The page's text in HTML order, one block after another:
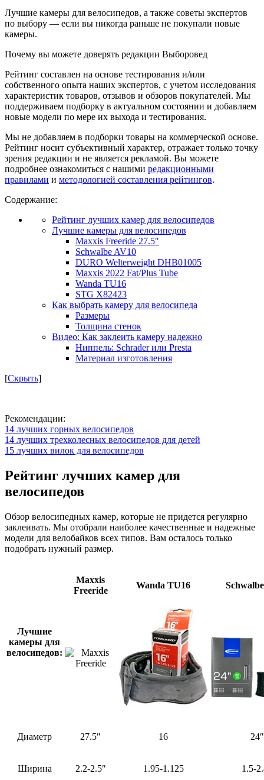
Лучшие камеры для велосипедов, а также советы экспертов
по выбору — если вы никогда раньше не покупали новые
камеры.
Почему вы можете доверять редакции Выборовед
Рейтинг составлен на основе тестирования и/или
собственного опыта наших экспертов, с учетом исследования
характеристик товаров, отзывов и обзоров покупателей. Мы
поддерживаем подборку в актуальном состоянии и добавляем
новые модели по мере их выхода и тестирования.
Мы не добавляем в подборки товары на коммерческой основе.
Рейтинг носит субъективный характер, отражает только точку
зрения редакции и не является рекламой. Вы можете
подробнее ознакомиться с нашими редакционными
правилами и методологией составления рейтингов.
Содержание:
Рейтинг лучших камер для велосипедов
Лучшие камеры для велосипедов
Maxxis Freeride 27.5″
Schwalbe AV10
DURO Welterweight DHB01005
Maxxis 2022 Fat/Plus Tube
Wanda TU16
STG Х82423
Как выбрать камеру для велосипеда
Размеры
Толщина стенок
Видео: Как заклеить камеру надежно
Ниппель: Schrader или Presta
Материал изготовления
[Скрыть]
Рекомендации:
14 лучших горных велосипедов
14 лучших трехколесных велосипедов для детей
15 лучших вилок для велосипедов
Рейтинг лучших камер для
велосипедов
Обзор велосипедных камер, которые не придется регулярно
заклеивать. Мы отобрали наиболее качественные и надежные
модели для велобайков всех типов. Вам осталось только
подобрать нужный размер.
Лучшие
камеры для
велосипедов:
Maxxis
Freeride
Wanda TU16
Диаметр 27.5″ 16 24″
Ширина 2.2-2.5″ 1.95-1.125 1.5-